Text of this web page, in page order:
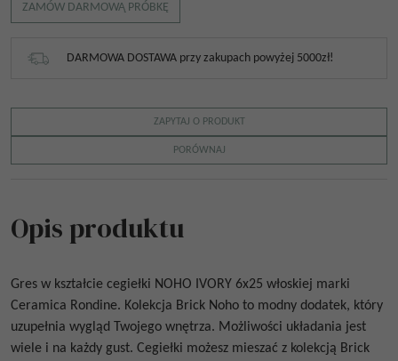
ZAMÓW DARMOWĄ PRÓBKĘ
DARMOWA DOSTAWA przy zakupach powyżej 5000zł!
ZAPYTAJ O PRODUKT
PORÓWNAJ
Opis produktu
Gres w kształcie cegiełki NOHO IVORY 6x25 włoskiej marki
Ceramica Rondine. Kolekcja Brick Noho to modny dodatek, który
uzupełnia wygląd Twojego wnętrza. Możliwości układania jest
wiele i na każdy gust. Cegiełki możesz mieszać z kolekcją Brick